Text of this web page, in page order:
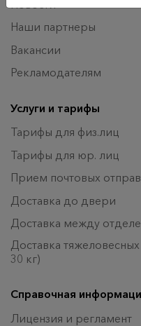
Наши партнеры
Вакансии
Рекламодателям
Услуги и тарифы
Тарифы для физ.лиц
Тарифы для юр. лиц
Прием почтовых
Доставка до двери
Доставка между
Доставка
30 кг)
Справочная
Лицензия и регламент